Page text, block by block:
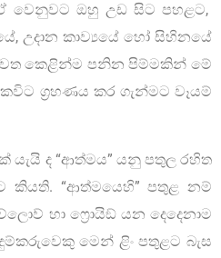
වෙනුවට ඔහු උඩ සිට පහළට,
උදාන කාව්‍යයේ හෝ සිහිනයේ
කෙළින්ම පනින පිම්මකින් මේ
ග්‍රහණය කර ගැන්මට වෑයම්
ද “ආත්මය” යනු පතුල රහිත
කියති. “ආත්මයෙහි” පතුළ නම්
හා ෆ්‍රොයිඞ් යන දෙදෙනාම
මෙන් ළිං පතුළට බැස